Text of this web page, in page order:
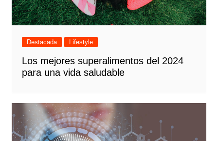
Destacada Lifestyle
Los mejores superalimentos del 2024
para una vida saludable